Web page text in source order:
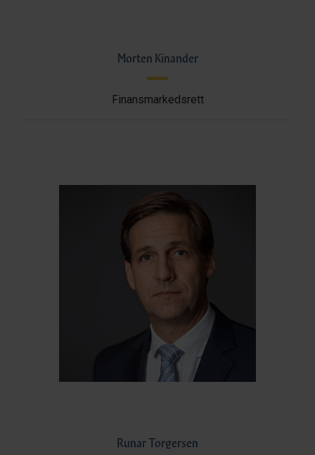
Morten Kinander
Finansmarkedsrett
Runar Torgersen